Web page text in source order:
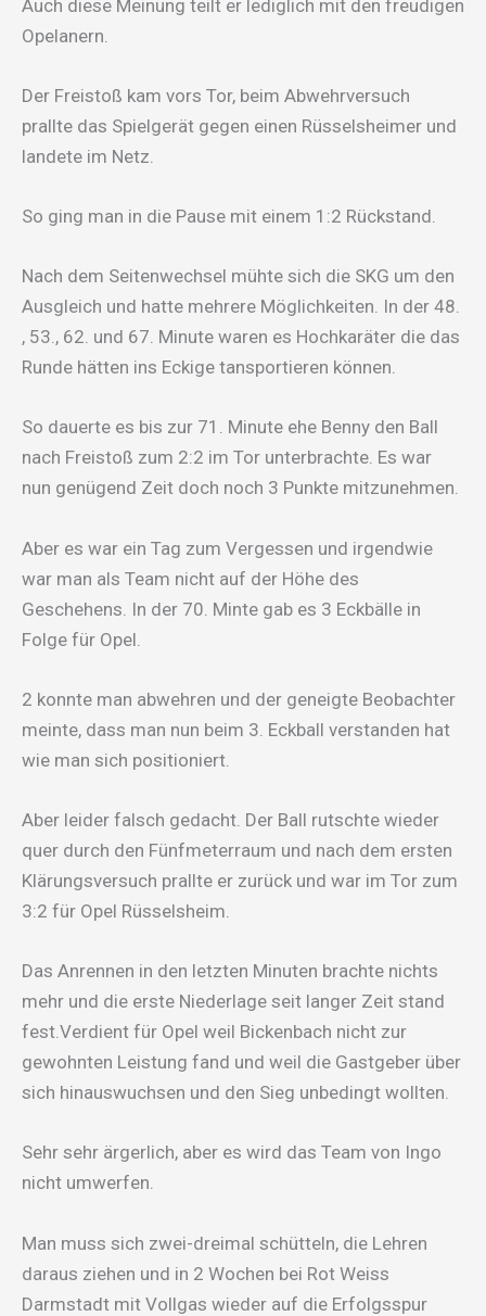
Auch diese Meinung teilt er lediglich mit den freudigen
Opelanern.
Der Freistoß kam vors Tor, beim Abwehrversuch
prallte das Spielgerät gegen einen Rüsselsheimer und
landete im Netz.
So ging man in die Pause mit einem 1:2 Rückstand.
Nach dem Seitenwechsel mühte sich die SKG um den
Ausgleich und hatte mehrere Möglichkeiten. In der 48.
, 53., 62. und 67. Minute waren es Hochkaräter die das
Runde hätten ins Eckige tansportieren können.
So dauerte es bis zur 71. Minute ehe Benny den Ball
nach Freistoß zum 2:2 im Tor unterbrachte. Es war
nun genügend Zeit doch noch 3 Punkte mitzunehmen.
Aber es war ein Tag zum Vergessen und irgendwie
war man als Team nicht auf der Höhe des
Geschehens. In der 70. Minte gab es 3 Eckbälle in
Folge für Opel.
2 konnte man abwehren und der geneigte Beobachter
meinte, dass man nun beim 3. Eckball verstanden hat
wie man sich positioniert.
Aber leider falsch gedacht. Der Ball rutschte wieder
quer durch den Fünfmeterraum und nach dem ersten
Klärungsversuch prallte er zurück und war im Tor zum
3:2 für Opel Rüsselsheim.
Das Anrennen in den letzten Minuten brachte nichts
mehr und die erste Niederlage seit langer Zeit stand
fest.Verdient für Opel weil Bickenbach nicht zur
gewohnten Leistung fand und weil die Gastgeber über
sich hinauswuchsen und den Sieg unbedingt wollten.
Sehr sehr ärgerlich, aber es wird das Team von Ingo
nicht umwerfen.
Man muss sich zwei-dreimal schütteln, die Lehren
daraus ziehen und in 2 Wochen bei Rot Weiss
Darmstadt mit Vollgas wieder auf die Erfolgsspur